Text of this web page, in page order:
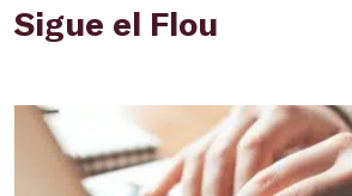
Sigue el Flou